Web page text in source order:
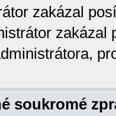
zakázal
zakázal
soukromé